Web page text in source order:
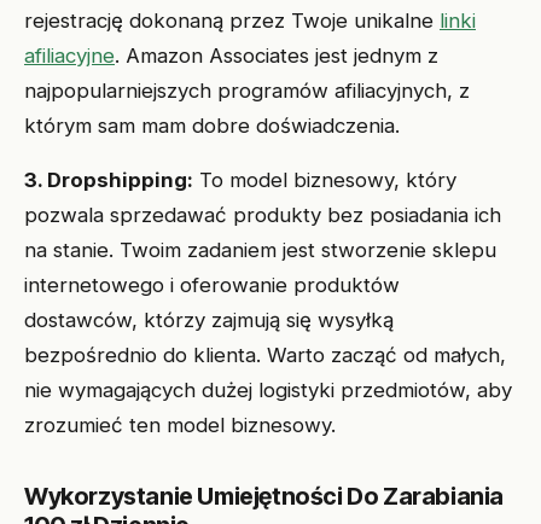
rejestrację dokonaną przez Twoje unikalne linki
afiliacyjne. Amazon Associates jest jednym z
najpopularniejszych programów afiliacyjnych, z
którym sam mam dobre doświadczenia.
3. Dropshipping: To model biznesowy, który
pozwala sprzedawać produkty bez posiadania ich
na stanie. Twoim zadaniem jest stworzenie sklepu
internetowego i oferowanie produktów
dostawców, którzy zajmują się wysyłką
bezpośrednio do klienta. Warto zacząć od małych,
nie wymagających dużej logistyki przedmiotów, aby
zrozumieć ten model biznesowy.
Wykorzystanie Umiejętności Do Zarabiania